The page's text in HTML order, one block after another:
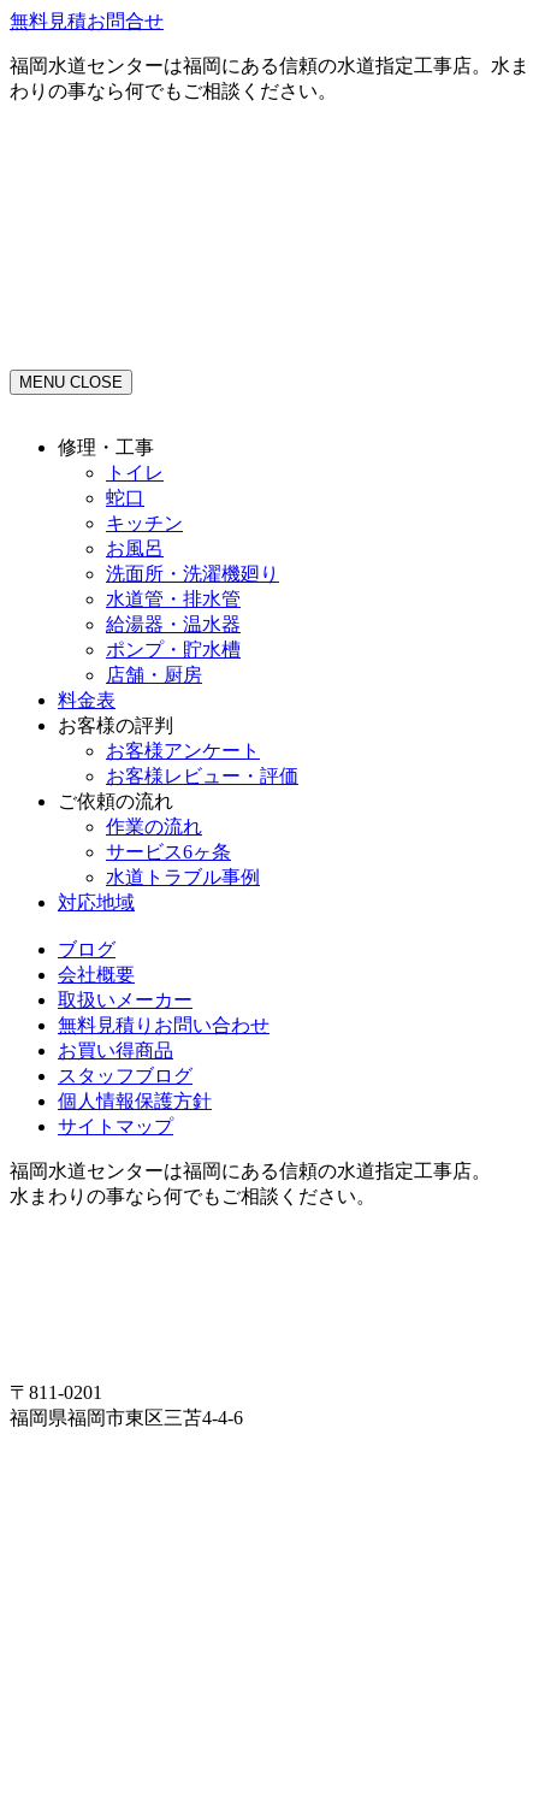
無料見積お問合せ
福岡水道センターは福岡にある信頼の水道指定工事店。水ま
わりの事なら何でもご相談ください。
MENU CLOSE
修理・工事
トイレ
蛇口
キッチン
お風呂
洗面所・洗濯機廻り
水道管・排水管
給湯器・温水器
ポンプ・貯水槽
店舗・厨房
料金表
お客様の評判
お客様アンケート
お客様レビュー・評価
ご依頼の流れ
作業の流れ
サービス6ヶ条
水道トラブル事例
対応地域
ブログ
会社概要
取扱いメーカー
無料見積りお問い合わせ
お買い得商品
スタッフブログ
個人情報保護方針
サイトマップ
福岡水道センターは福岡にある信頼の水道指定工事店。
水まわりの事なら何でもご相談ください。
〒811-0201
福岡県福岡市東区三苫4-4-6